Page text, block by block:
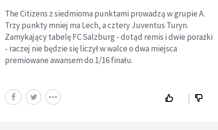
The Citizens z siedmioma punktami prowadzą w grupie A.
Trzy punkty mniej ma Lech, a cztery Juventus Turyn.
Zamykający tabelę FC Salzburg - dotąd remis i dwie porażki
- raczej nie będzie się liczył w walce o dwa miejsca
premiowane awansem do 1/16 finału.